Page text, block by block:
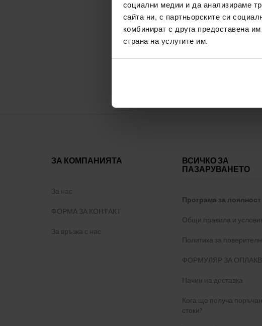
социални медии и да анализираме
сайта ни, с партньорските си
комбинират с друга предоставена
страна на услугите им.
Нашата
ЗА КОМПАНИЯТА
За нас
ФОРМА ЗА КОНТАКТ
За връзка с нас
ВСИЧКО ЗА
ПАЗАРУВАНЕТО
Програма за лоялност
Общи правила и
Политика за
ФОРМУЛЯР ЗА
Начин на доставка
Кога ще получа
стоки?